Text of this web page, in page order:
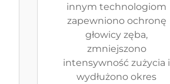
innym technologiom
zapewniono ochronę
głowicy zęba,
zmniejszono
intensywność zużycia i
wydłużono okres